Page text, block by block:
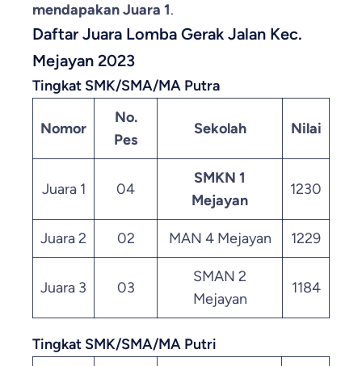
mendapakan Juara 1.
Daftar Juara Lomba Gerak Jalan Kec.
Mejayan 2023
Tingkat SMK/SMA/MA Putra
Nomor
No.
Pes
Sekolah Nilai
Juara 1 04
SMKN 1
Mejayan
1230
Juara 2 02 MAN 4 Mejayan 1229
Juara 3 03
SMAN 2
Mejayan
1184
Tingkat SMK/SMA/MA Putri